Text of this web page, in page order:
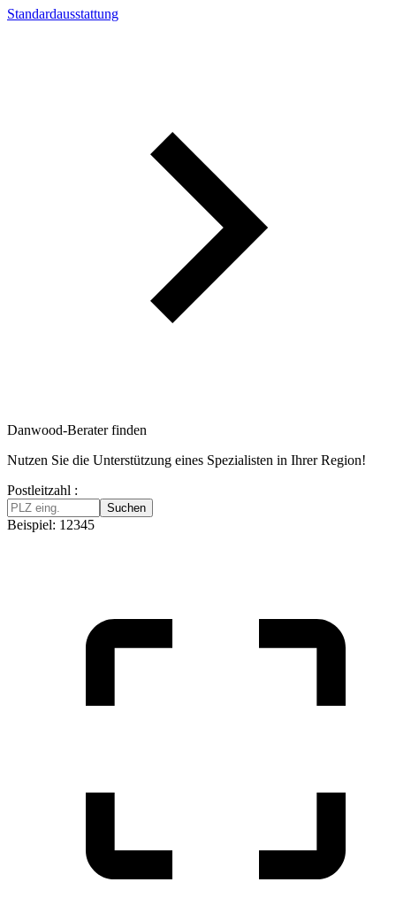
Standardausstattung
Danwood-Berater finden
Nutzen Sie die Unterstützung eines Spezialisten in Ihrer Region!
Postleitzahl :
Suchen
Beispiel: 12345